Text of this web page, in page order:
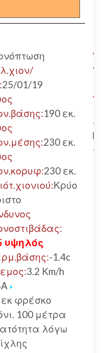
25/01/19
190 εκ.
230 εκ.
230 εκ.
Κρύο
υψηλός
-1.4c
3.2 Km/h
εκ φρέσκο
100 μέτρα
λόγω